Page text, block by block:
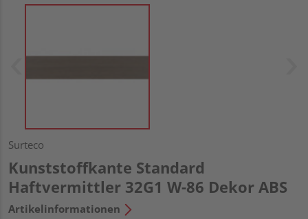
Surteco
Kunststoffkante Standard
Haftvermittler 32G1 W-86 Dekor ABS
Artikelinformationen